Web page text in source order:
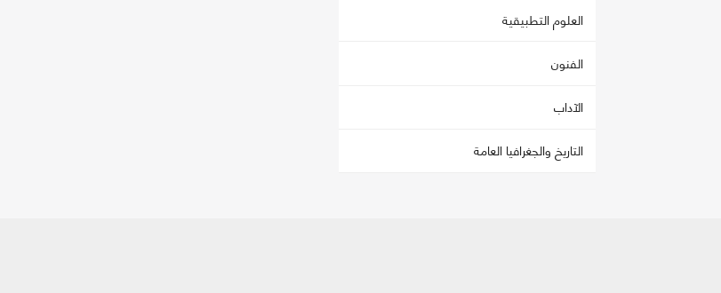
العلوم التطبيقية
الفنون
الآداب
التاريخ والجغرافيا العامة